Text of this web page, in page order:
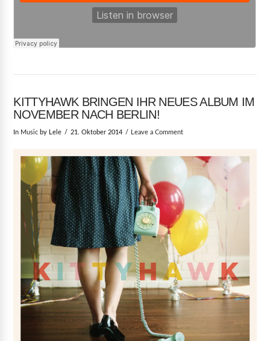
KITTYHAWK BRINGEN IHR NEUES ALBUM IM
NOVEMBER NACH BERLIN!
In Music by Lele 21. Oktober 2014 Leave a Comment